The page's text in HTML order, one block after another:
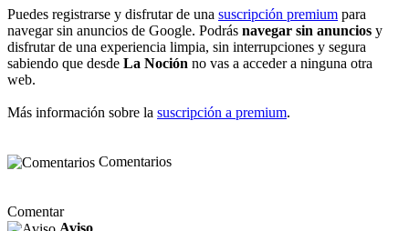
Puedes registrarse y disfrutar de una suscripción premium para
navegar sin anuncios de Google. Podrás navegar sin anuncios y
disfrutar de una experiencia limpia, sin interrupciones y segura
sabiendo que desde La Noción no vas a acceder a ninguna otra
web.
Más información sobre la suscripción a premium.
Comentarios
Comentar
Aviso